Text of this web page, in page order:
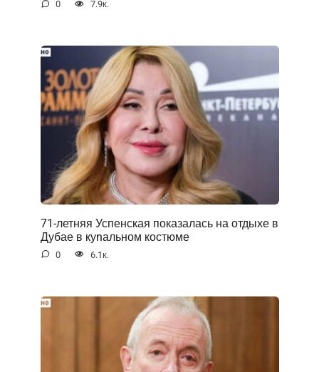
0 7.9к.
71-летняя Успенская показалась на отдыхе в
Дубае в куnальном костюме
0 6.1к.